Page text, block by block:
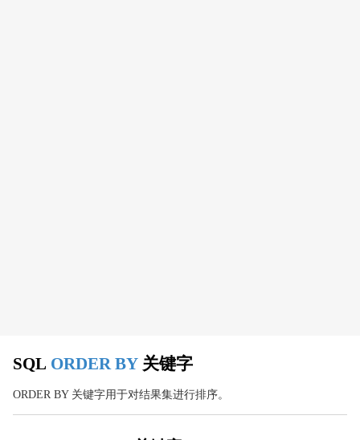
SQL IN
SQL BETWEEN
SQL 别名
SQL ORDER BY 关键字
ORDER BY 关键字用于对结果集进行排序。